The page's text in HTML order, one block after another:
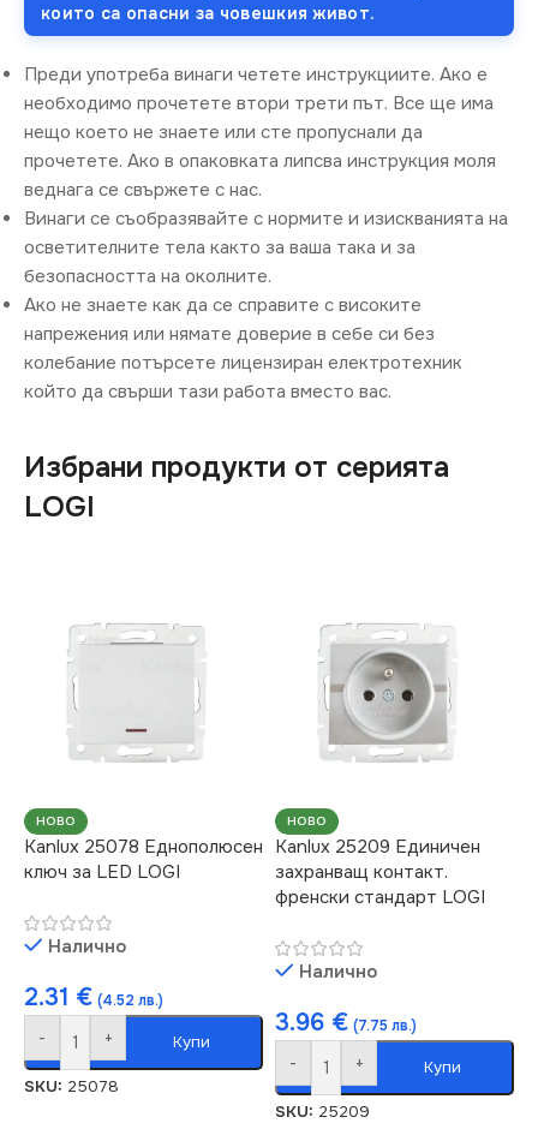
които са опасни за човешкия живот.
Преди употреба винаги четете инструкциите. Ако е
необходимо прочетете втори трети път. Все ще има
нещо което не знаете или сте пропуснали да
прочетете. Ако в опаковката липсва инструкция моля
веднага се свържете с нас.
Винаги се съобразявайте с нормите и изискванията на
осветителните тела както за ваша така и за
безопасността на околните.
Ако не знаете как да се справите с високите
напрежения или нямате доверие в себе си без
колебание потърсете лицензиран електротехник
който да свърши тази работа вместо вас.
Избрани продукти от серията
LOGI
НОВО
Kanlux 25078 Еднополюсен
ключ за LED LOGI
Налично
2.31 € (4.52 лв.)
- + Купи
SKU: 25078
НОВО
Kanlux 25209 Единичен
захранващ контакт.
френски стандарт LOGI
Налично
3.96 € (7.75 лв.)
- + Купи
SKU: 25209